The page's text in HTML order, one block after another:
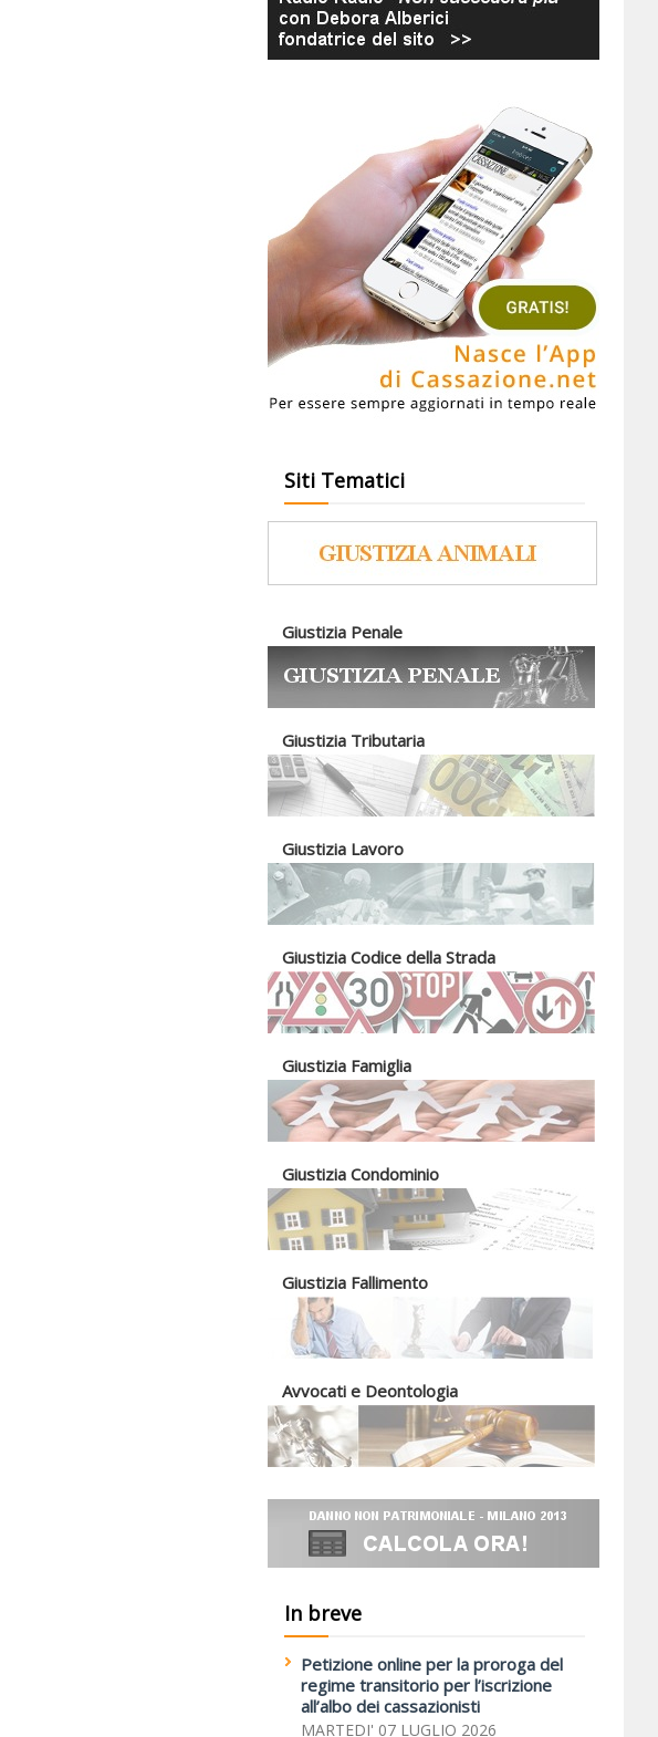
Siti Tematici
Giustizia Penale
Giustizia Tributaria
Giustizia Lavoro
Giustizia Codice della Strada
Giustizia Famiglia
Giustizia Condominio
Giustizia Fallimento
Avvocati e Deontologia
In breve
Petizione online per la proroga del
regime transitorio per l’iscrizione
all’albo dei cassazionisti
MARTEDI' 07 LUGLIO 2026